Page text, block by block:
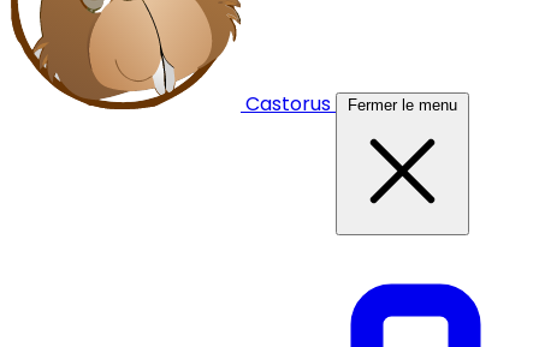
Castorus Fermer le menu